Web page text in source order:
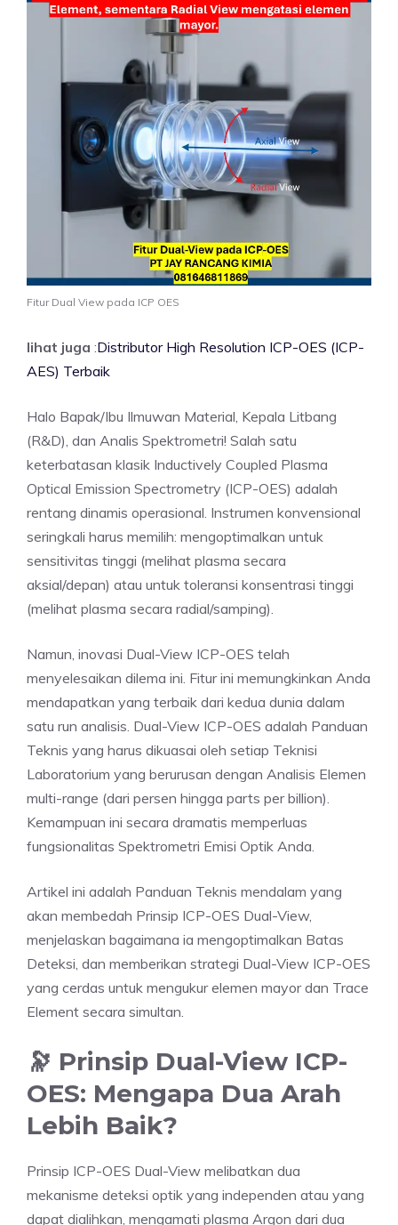
Fitur Dual View pada ICP OES
lihat juga :Distributor High Resolution ICP-OES (ICP-
AES) Terbaik
Halo Bapak/Ibu Ilmuwan Material, Kepala Litbang
(R&D), dan Analis Spektrometri! Salah satu
keterbatasan klasik Inductively Coupled Plasma
Optical Emission Spectrometry (ICP-OES) adalah
rentang dinamis operasional. Instrumen konvensional
seringkali harus memilih: mengoptimalkan untuk
sensitivitas tinggi (melihat plasma secara
aksial/depan) atau untuk toleransi konsentrasi tinggi
(melihat plasma secara radial/samping).
Namun, inovasi Dual-View ICP-OES telah
menyelesaikan dilema ini. Fitur ini memungkinkan Anda
mendapatkan yang terbaik dari kedua dunia dalam
satu run analisis. Dual-View ICP-OES adalah Panduan
Teknis yang harus dikuasai oleh setiap Teknisi
Laboratorium yang berurusan dengan Analisis Elemen
multi-range (dari persen hingga parts per billion).
Kemampuan ini secara dramatis memperluas
fungsionalitas Spektrometri Emisi Optik Anda.
Artikel ini adalah Panduan Teknis mendalam yang
akan membedah Prinsip ICP-OES Dual-View,
menjelaskan bagaimana ia mengoptimalkan Batas
Deteksi, dan memberikan strategi Dual-View ICP-OES
yang cerdas untuk mengukur elemen mayor dan Trace
Element secara simultan.
🔭 Prinsip Dual-View ICP-
OES: Mengapa Dua Arah
Lebih Baik?
Prinsip ICP-OES Dual-View melibatkan dua
mekanisme deteksi optik yang independen atau yang
dapat dialihkan, mengamati plasma Argon dari dua